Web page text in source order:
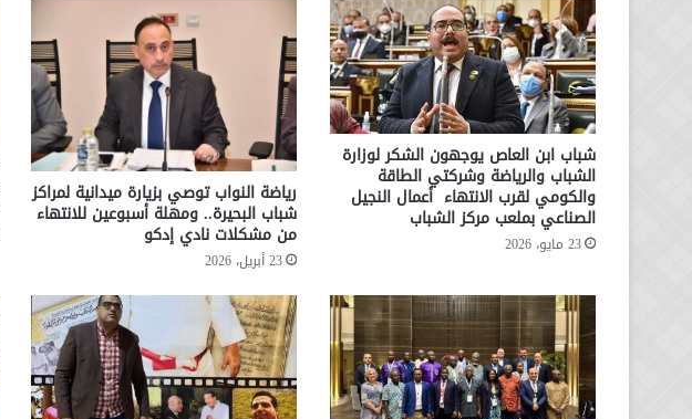
شباب ابن العاص يوجهون الشكر لوزارة
الشباب والرياضة وشركتي الطاقة
والكومي لقرب الانتهاء أعمال النجيل
الصناعي بملعب مركز الشباب
23 مايو، 2026
رياضة النواب توصي بزيارة ميدانية لمراكز
شباب البحيرة.. ومهلة أسبوعين للانتهاء
من مشكلات نادي إدكو
23 أبريل، 2026